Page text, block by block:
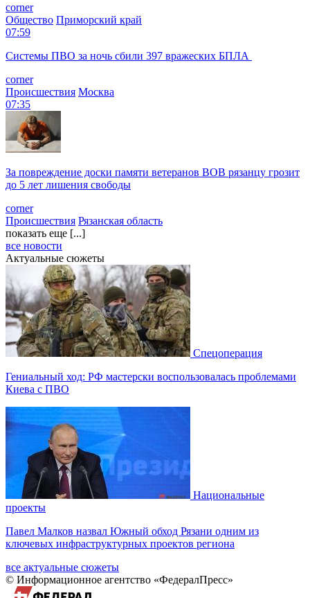
corner
Общество Приморский край
07:59
Системы ПВО за ночь сбили 397 вражеских БПЛА
corner
Происшествия Москва
07:35
За повреждение доски памяти ветеранов ВОВ рязанцу грозит
до 5 лет лишения свободы
corner
Происшествия Рязанская область
показать еще [...]
все новости
Актуальные сюжеты
Спецоперация
Гениальный ход: РФ мастерски воспользовалась проблемами
Киева с ПВО
Национальные
проекты
Павел Малков назвал Южный обход Рязани одним из
ключевых инфраструктурных проектов региона
все актуальные сюжеты
© Информационное агентство «ФедералПресс»